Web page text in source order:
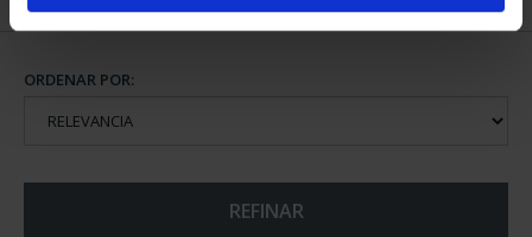
ORDENAR POR:
REFINAR